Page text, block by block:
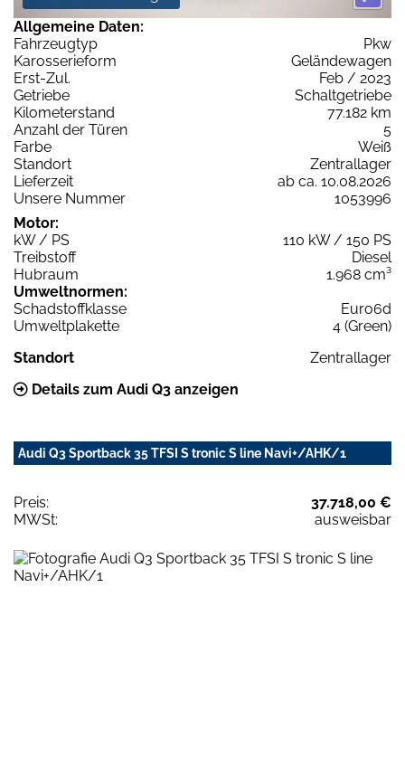
Allgemeine Daten:
Fahrzeugtyp
Pkw
Karosserieform
Geländewagen
Erst-Zul.
Feb / 2023
Getriebe
Schaltgetriebe
Kilometerstand
77.182 km
Anzahl der Türen
5
Farbe
Weiß
Standort
Zentrallager
Lieferzeit
ab ca. 10.08.2026
Unsere Nummer
1053996
Motor:
kW / PS
110 kW / 150 PS
Treibstoff
Diesel
Hubraum
1.968 cm³
Umweltnormen:
Schadstoffklasse
Euro6d
Umweltplakette
4 (Green)
Standort
Zentrallager
Details zum Audi Q3 anzeigen
Audi Q3 Sportback 35 TFSI S tronic S line Navi+/AHK/1
Preis:
37.718,00 €
MWSt:
ausweisbar